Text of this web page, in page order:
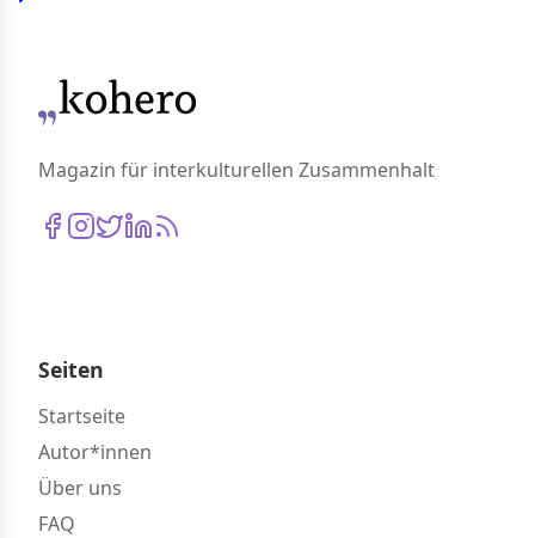
Magazin für interkulturellen Zusammenhalt
Seiten
Startseite
Autor*innen
Über uns
FAQ